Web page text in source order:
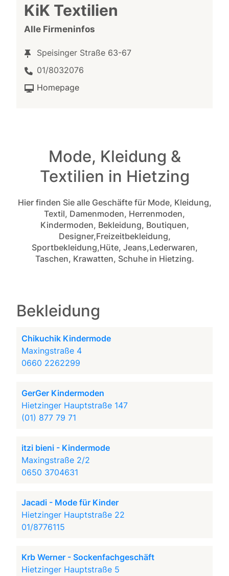
KiK Textilien
Alle Firmeninfos
Speisinger Straße 63-67
01/8032076
Homepage
Mode, Kleidung &
Textilien in Hietzing
Hier finden Sie alle Geschäfte für Mode, Kleidung,
Textil, Damenmoden, Herrenmoden,
Kindermoden, Bekleidung, Boutiquen,
Designer,Freizeitbekleidung,
Sportbekleidung,Hüte, Jeans,Lederwaren,
Taschen, Krawatten, Schuhe in Hietzing.
Bekleidung
Chikuchik Kindermode
Maxingstraße 4
0660 2262299
GerGer Kindermoden
Hietzinger Hauptstraße 147
(01) 877 79 71
itzi bieni - Kindermode
Maxingstraße 2/2
0650 3704631
Jacadi - Mode für Kinder
Hietzinger Hauptstraße 22
01/8776115
Krb Werner - Sockenfachgeschäft
Hietzinger Hauptstraße 5